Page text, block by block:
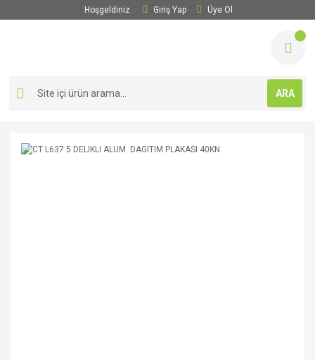
Hoşgeldiniz Giriş Yap Üye Ol
ARA